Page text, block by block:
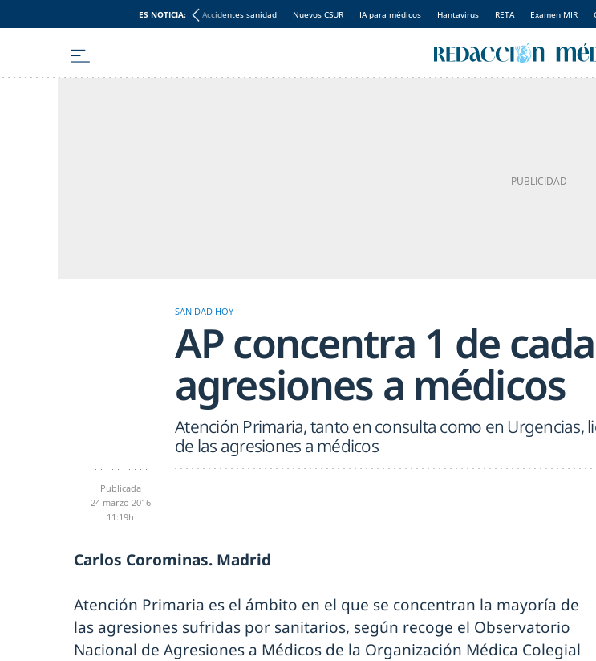
ES NOTICIA: Accidentes sanidad Nuevos CSUR IA para médicos Hantavirus RETA Examen MIR
SANIDAD HOY
AP concentra 1 de
agresiones a médicos
Atención Primaria, tanto en consulta como en Urgencias,
de las agresiones a médicos
Publicada
24 marzo 2016
11:19h
Carlos Corominas. Madrid
Atención Primaria es el ámbito en el que se concentran la mayoría de
las agresiones sufridas por sanitarios, según recoge el Observatorio
Nacional de Agresiones a Médicos de la Organización Médica Colegial